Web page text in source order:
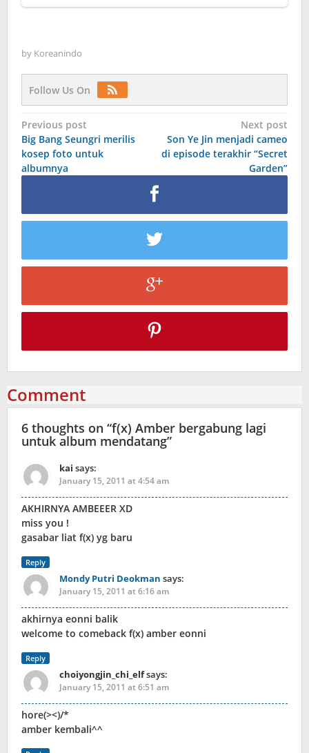
by Koreanindo
Follow Us On
Post
navigation
Previous post
Big Bang Seungri merilis
kosep foto untuk
albumnya
Next post
Son Ye Jin menjadi cameo
di episode terakhir “Secret
Garden”
Comment
6 thoughts on “f(x) Amber bergabung lagi
untuk album mendatang”
kai says:
January 15, 2011 at 4:54 am
AKHIRNYA AMBEEER XD
miss you !
gasabar liat f(x) yg baru
Reply
Mondy Putri Deokman says:
January 15, 2011 at 6:16 am
akhirnya eonni balik
welcome to comeback f(x) amber eonni
Reply
choiyongjin_chi_elfsays:
January 15, 2011 at 6:51 am
hore(><)/*
amber kembali^^